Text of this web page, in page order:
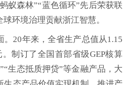
蚁森林”“蓝色循环”先后荣获联
环境治理贡献浙江智慧。
。20年来，全省生产总值从1.15
制订了全国首部省级GEP核算
生态抵质押贷”等金融产品，大